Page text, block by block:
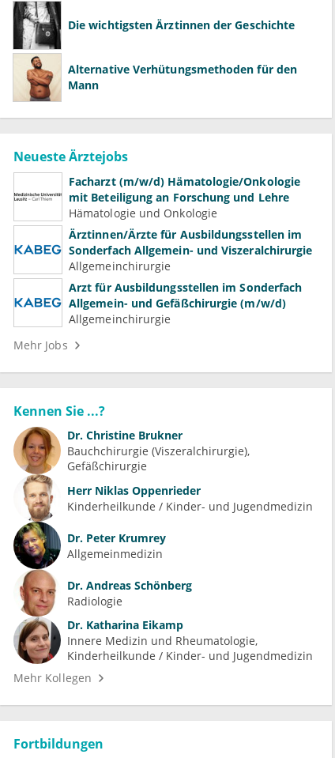
Die wichtigsten Ärztinnen der Geschichte
Alternative Verhütungsmethoden für den
Mann
Neueste Ärztejobs
Facharzt (m/w/d) Hämatologie/Onkologie
mit Beteiligung an Forschung und Lehre
Hämatologie und Onkologie
Ärztinnen/Ärzte für Ausbildungsstellen im
Sonderfach Allgemein- und Viszeralchirurgie
Allgemeinchirurgie
Arzt für Ausbildungsstellen im Sonderfach
Allgemein- und Gefäßchirurgie (m/w/d)
Allgemeinchirurgie
Mehr Jobs
Kennen Sie ...?
Dr. Christine Brukner
Bauchchirurgie (Viszeralchirurgie)
Gefäßchirurgie
Herr Niklas Oppenrieder
Kinderheilkunde / Kinder- und Jugendmedizin
Dr. Peter Krumrey
Allgemeinmedizin
Dr. Andreas Schönberg
Radiologie
Dr. Katharina Eikamp
Innere Medizin und Rheumatologie
Kinderheilkunde / Kinder- und Jugendmedizin
Mehr Kollegen
Fortbildungen